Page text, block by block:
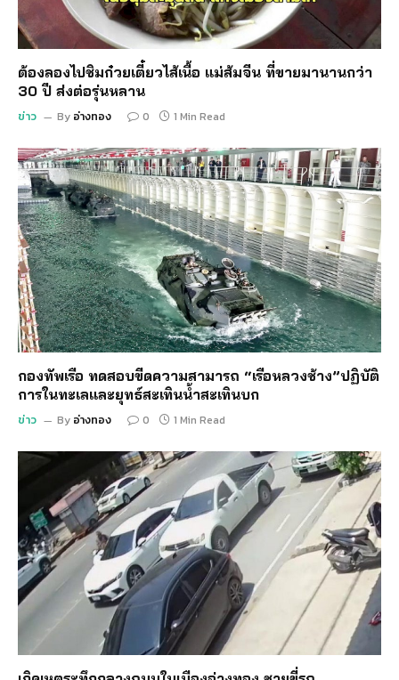
ต้องลองไปชิมก๋วยเตี๋ยวไส้เนื้อ แม่ส้มจีน ที่ขายมานานกว่า
30 ปี ส่งต่อรุ่นหลาน
ข่าว By อ่างทอง 0 1 Min Read
กองทัพเรือ ทดสอบขีดความสามารถ “เรือหลวงช้าง”ปฏิบัติ
การในทะเลและยุทธ์สะเทินน้ำสะเทินบก
ข่าว By อ่างทอง 0 1 Min Read